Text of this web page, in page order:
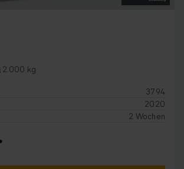
2.000 kg
3794
2020
2 Wochen